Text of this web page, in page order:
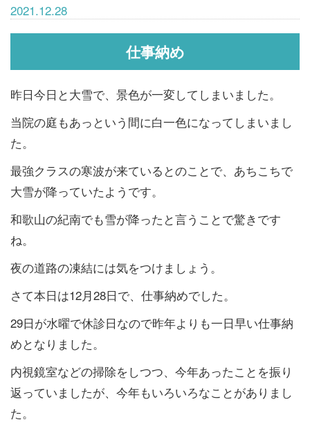
2021.12.28
仕事納め
昨日今日と大雪で、景色が一変してしまいました。
当院の庭もあっという間に白一色になってしまいまし
た。
最強クラスの寒波が来ているとのことで、あちこちで
大雪が降っていたようです。
和歌山の紀南でも雪が降ったと言うことで驚きです
ね。
夜の道路の凍結には気をつけましょう。
さて本日は12月28日で、仕事納めでした。
29日が水曜で休診日なので昨年よりも一日早い仕事納
めとなりました。
内視鏡室などの掃除をしつつ、今年あったことを振り
返っていましたが、今年もいろいろなことがありまし
た。